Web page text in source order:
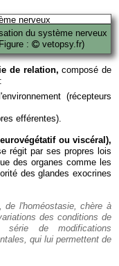
du système nerveux
:
vetopsy.fr)
de relation, composé de
(récepteurs
efférentes).
ou viscéral),
régit par ses propres lois
des organes comme les
des glandes exocrines
de l'homéostasie, chère à
des conditions de
de modifications
qui lui permettent de